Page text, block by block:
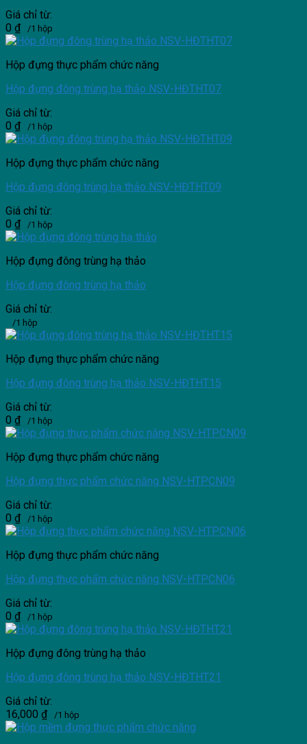
Giá chỉ từ:
0 ₫ /1 hộp
Hộp đựng thực phẩm chức năng
Hộp đựng đông trùng hạ thảo NSV-HĐTHT07
Giá chỉ từ:
0 ₫ /1 hộp
Hộp đựng thực phẩm chức năng
Hộp đựng đông trùng hạ thảo NSV-HĐTHT09
Giá chỉ từ:
0 ₫ /1 hộp
Hộp đựng đông trùng hạ thảo
Hộp đựng đông trùng hạ thảo
Giá chỉ từ:
/1 hộp
Hộp đựng thực phẩm chức năng
Hộp đựng đông trùng hạ thảo NSV-HĐTHT15
Giá chỉ từ:
0 ₫ /1 hộp
Hộp đựng thực phẩm chức năng
Hộp đựng thực phẩm chức năng NSV-HTPCN09
Giá chỉ từ:
0 ₫ /1 hộp
Hộp đựng thực phẩm chức năng
Hộp đựng thực phẩm chức năng NSV-HTPCN06
Giá chỉ từ:
0 ₫ /1 hộp
Hộp đựng đông trùng hạ thảo
Hộp đựng đông trùng hạ thảo NSV-HĐTHT21
Giá chỉ từ:
16,000 ₫ /1 hộp